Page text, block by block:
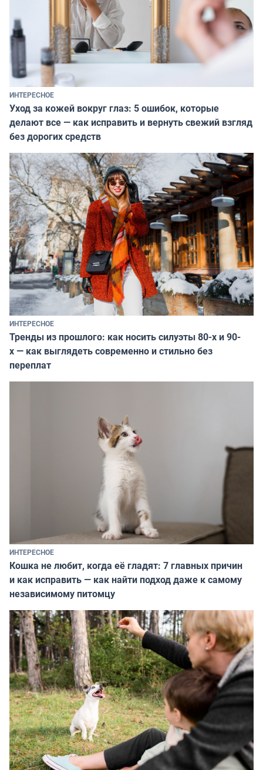
ИНТЕРЕСНОЕ
Уход за кожей вокруг глаз: 5 ошибок, которые
делают все — как исправить и вернуть свежий взгляд
без дорогих средств
ИНТЕРЕСНОЕ
Тренды из прошлого: как носить силуэты 80-х и 90-
х — как выглядеть современно и стильно без
переплат
ИНТЕРЕСНОЕ
Кошка не любит, когда её гладят: 7 главных причин
и как исправить — как найти подход даже к самому
независимому питомцу